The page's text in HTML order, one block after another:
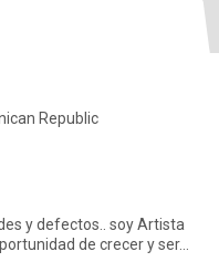
Republic
y defectos.. soy Artista
de crecer y ser...